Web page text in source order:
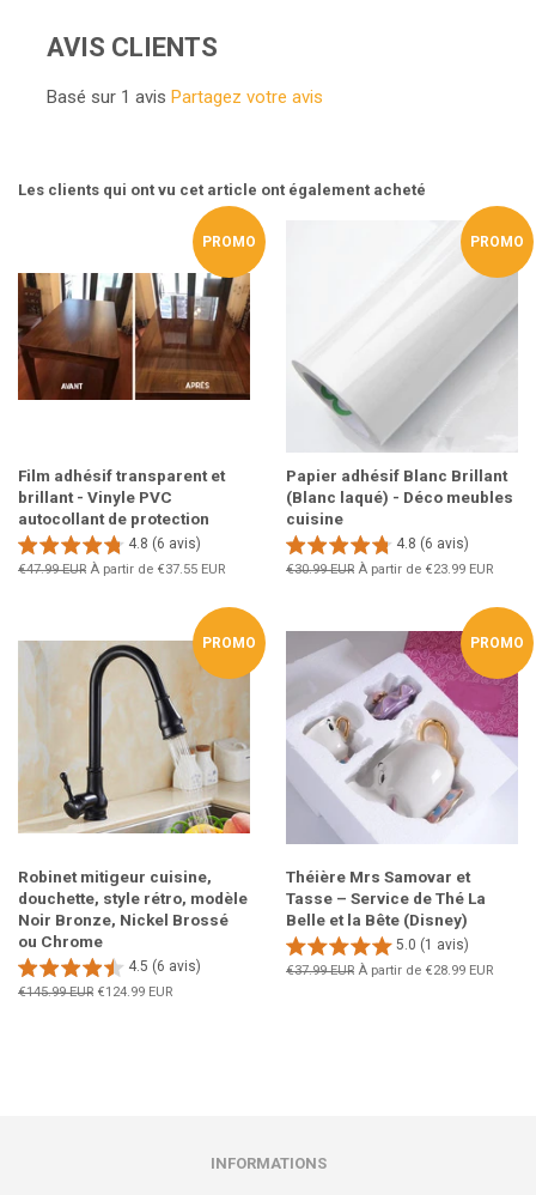
Facebook
AVIS CLIENTS
Basé sur 1 avis Partagez votre avis
Les clients qui ont vu cet article ont également acheté
PROMO
Film adhésif transparent et
brillant - Vinyle PVC
autocollant de protection
4.8 (6 avis)
Prix
€47.99 EUR À partir de €37.55 EUR
PROMO
Papier adhésif Blanc Brillant
(Blanc laqué) - Déco meubles
cuisine
4.8 (6 avis)
Prix
€30.99 EUR À partir de €23.99 EUR
PROMO
Robinet mitigeur cuisine,
douchette, style rétro, modèle
Noir Bronze, Nickel Brossé
ou Chrome
4.5 (6 avis)
Prix
€145.99 EUR Prix
€124.99 EUR
PROMO
Théière Mrs Samovar et
Tasse – Service de Thé La
Belle et la Bête (Disney)
5.0 (1 avis)
Prix
€37.99 EUR À partir de €28.99 EUR
INFORMATIONS